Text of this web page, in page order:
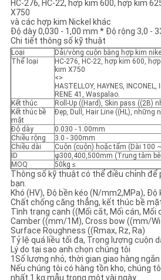
ĐỒ
TRANG
WEB
PRIVACY
POLICY
HC-276, HC-22, hợp kim 600, hợp kim
X750
và các hợp kim Nickel khác
Độ dày 0,030 - 1,00 mm * Độ rộng 3,0 -
Chi tiết thông số kỹ thuật
Loại
Dải/vòng cuộn bằng hợp kim
Thể loại
HC-276, HC-22, hợp kim 600,
kim X750
<>
HASTELLOY, HAYNES, INCONEL,
RENE 41, Waspalao.
Kết thúc.
Roll-Up ((Hard), Skin pass ((2B)
Kết thúc bề
mặt
Đẹp, Dull, Hair Line ((HL), những
Độ dày
0.030 - 1.00mm
Chiều rộng
3.0 - 300mm
Chiều dài
Cuộn (cuộn) hoặc tấm (Dài 100
ID
φ300,400,500mm (Trung tâm
MOQ
50kg ≤
Thông số kỹ thuật có thể điều chỉnh để
bạn.
Khó (HV), Độ bền kéo (N/mm2,MPa), Độ
Chất chống căng thẳng, kết thúc bề
Tình trạng cạnh ((Mối cắt, Mối cán, Mối
Camber ((mm/1M), Cross bow ((mm/
Surface Roughness ((Rmax, Rz, Ra)
Tỷ lệ quá liều tối đa, Trọng lượng cuộn
Lý do tại sao anh chọn chúng tôi
1Số lượng nhỏ, thời gian giao hàng ngắn
Nếu chúng tôi có hàng tồn kho, chúng
nhất 1 kg mẫu trong một vài ngày.